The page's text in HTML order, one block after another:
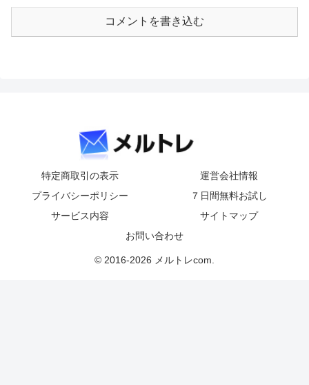
コメントを書き込む
特定商取引の表示
運営会社情報
プライバシーポリシー
７日間無料お試し
サービス内容
サイトマップ
お問い合わせ
© 2016-2026 メルトレcom.